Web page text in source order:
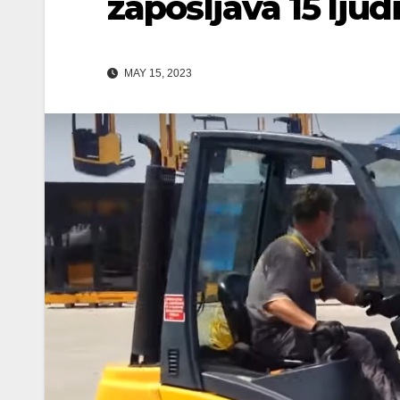
MAY 15, 2023